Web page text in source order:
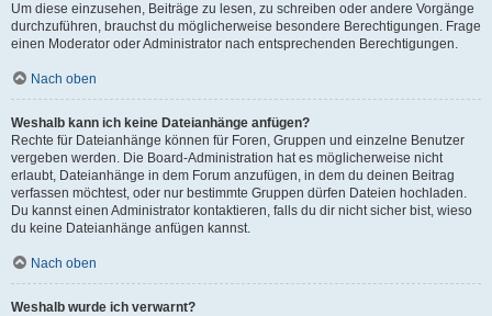
Um diese einzusehen, Beiträge zu lesen, zu schreiben oder andere Vorgänge
durchzuführen, brauchst du möglicherweise besondere Berechtigungen. Frage
einen Moderator oder Administrator nach entsprechenden Berechtigungen.
Nach oben
Weshalb kann ich keine Dateianhänge anfügen?
Rechte für Dateianhänge können für Foren, Gruppen und einzelne Benutzer
vergeben werden. Die Board-Administration hat es möglicherweise nicht
erlaubt, Dateianhänge in dem Forum anzufügen, in dem du deinen Beitrag
verfassen möchtest, oder nur bestimmte Gruppen dürfen Dateien hochladen.
Du kannst einen Administrator kontaktieren, falls du dir nicht sicher bist, wieso
du keine Dateianhänge anfügen kannst.
Nach oben
Weshalb wurde ich verwarnt?